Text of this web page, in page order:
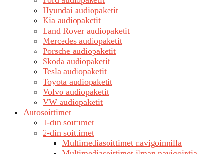
Hyundai audiopaketit
Kia audiopaketit
Land Rover audiopaketit
Mercedes audiopaketit
Porsche audiopaketit
Skoda audiopaketit
Tesla audiopaketit
Toyota audiopaketit
Volvo audiopaketit
VW audiopaketit
Autosoittimet
1-din soittimet
2-din soittimet
Multimediasoittimet navigoinnilla